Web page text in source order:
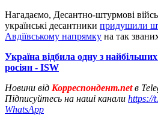
Нагадаємо, Десантно-штурмові
українські десантники придушили
Авдіївському напрямку на так
Україна відбила одну з
росіян - ISW
Новини від Корреспондент.netв
Підписуйтесь на наші канали https://
WhatsApp